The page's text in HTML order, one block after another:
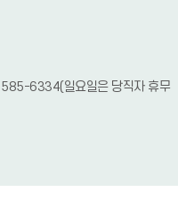
6334(일요일은 당직자 휴무